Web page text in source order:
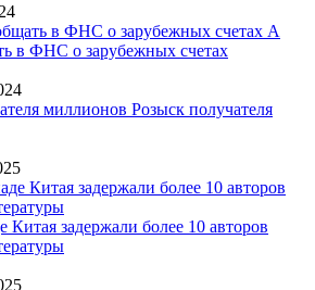
А
в ФНС о зарубежных счетах
Розыск получателя
Китая задержали более 10 авторов